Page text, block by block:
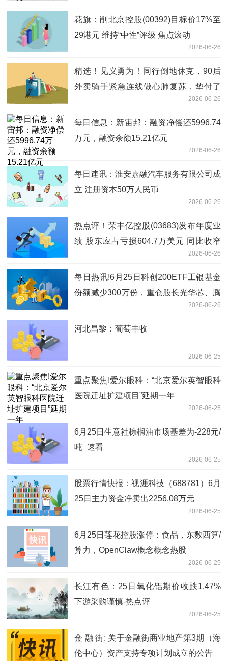
花旗：削北京控股(00392)目标价17%至
29港元 维持“中性”评级 焦点滚动
2026-06-26
精选！见义勇为！同行倒地休克，90后
外卖骑手紧急连线做心肺复苏，垫付了
2026-06-26
每日信息：新宙邦：融资净偿还5996.74
万元，融资余额15.21亿元
2026-06-26
每日速讯：淮安嘉融汽车服务有限公司成
立 注册资本50万人民币
2026-06-26
热点评！荣丰亿控股(03683)发布年度业
绩 股东应占亏损604.7万美元 同比收窄
2026-06-26
每日热讯!6月25日科创200ETF工银基金
份额减少300万份，重仓股长光华芯、腾
2026-06-26
河北昌黎：葡萄丰收
2026-06-25
重点聚焦!爱尔眼科：“北京爱尔英智眼科
医院迁址扩建项目”延期一年
2026-06-25
6月25日生意社棕榈油市场基差为-228元/
吨_速看
2026-06-25
股票行情快报：视涯科技（688781）6月
25日主力资金净卖出2256.08万元
2026-06-25
6月25日莲花控股涨停：食品，东数西算/
算力，OpenClaw概念概念热股
2026-06-25
长江有色：25日氧化铝期价收跌1.47%
下游采购谨慎-热点评
2026-06-25
金 融 街: 关于金融街商业地产第3期（海
伦中心）资产支持专项计划成立的公告